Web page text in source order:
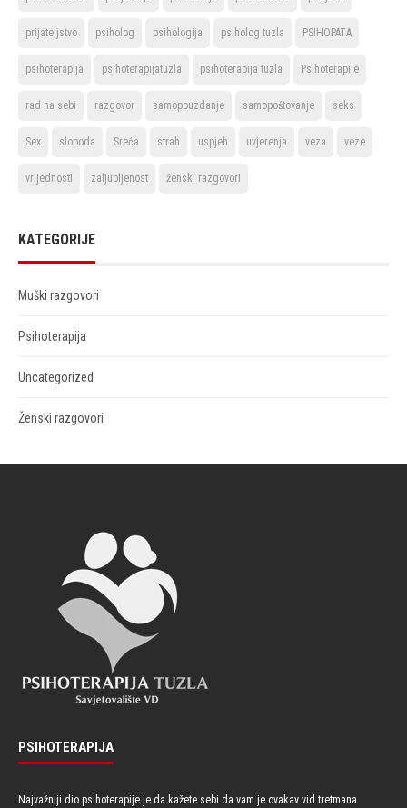
prijateljstvo psiholog psihologija psiholog tuzla PSIHOPATA
psihoterapija psihoterapijatuzla psihoterapija tuzla Psihoterapije
rad na sebi razgovor samopouzdanje samopoštovanje seks
Sex sloboda Sreća strah uspjeh uvjerenja veza veze
vrijednosti zaljubljenost ženski razgovori
KATEGORIJE
Muški razgovori
Psihoterapija
Uncategorized
Ženski razgovori
PSIHOTERAPIJA
Najvažniji dio psihoterapije je da kažete sebi da vam je ovakav vid tretmana